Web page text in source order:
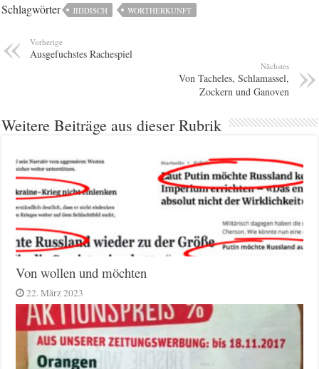
Schlagwörter JIDDISCH WORTHERKUNFT
Vorherige
Ausgefuchstes Rachespiel
Nächstes
Von Tacheles, Schlamassel,
Zockern und Ganoven
Weitere Beiträge aus dieser Rubrik
Von wollen und möchten
22. März 2023